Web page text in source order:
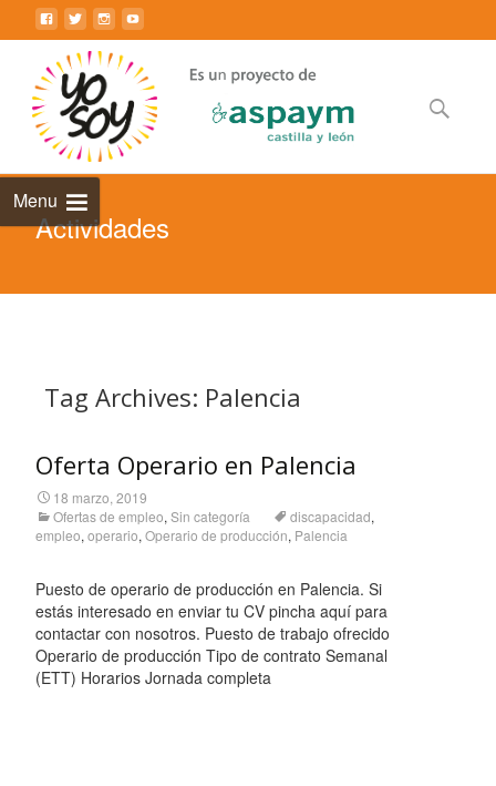
Saltar
contenido
principal
Menu
Buscar:
Actividades
Tag Archives: Palencia
Oferta Operario en Palencia
18 marzo, 2019
Ofertas de empleo, Sin categoría discapacidad,
empleo, operario, Operario de producción, Palencia
Puesto de operario de producción en Palencia. Si
estás interesado en enviar tu CV pincha aquí para
contactar con nosotros. Puesto de trabajo ofrecido
Operario de producción Tipo de contrato Semanal
(ETT) Horarios Jornada completa